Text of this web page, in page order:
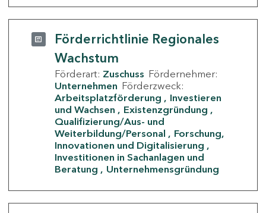
Förderrichtlinie Regionales
Wachstum
Förderart: Zuschuss Fördernehmer:
Unternehmen Förderzweck:
Arbeitsplatzförderung
Investieren
und Wachsen
Existenzgründung
Qualifizierung/Aus- und
Weiterbildung/Personal
Forschung,
Innovationen und Digitalisierung
Investitionen in Sachanlagen und
Beratung
Unternehmensgründung